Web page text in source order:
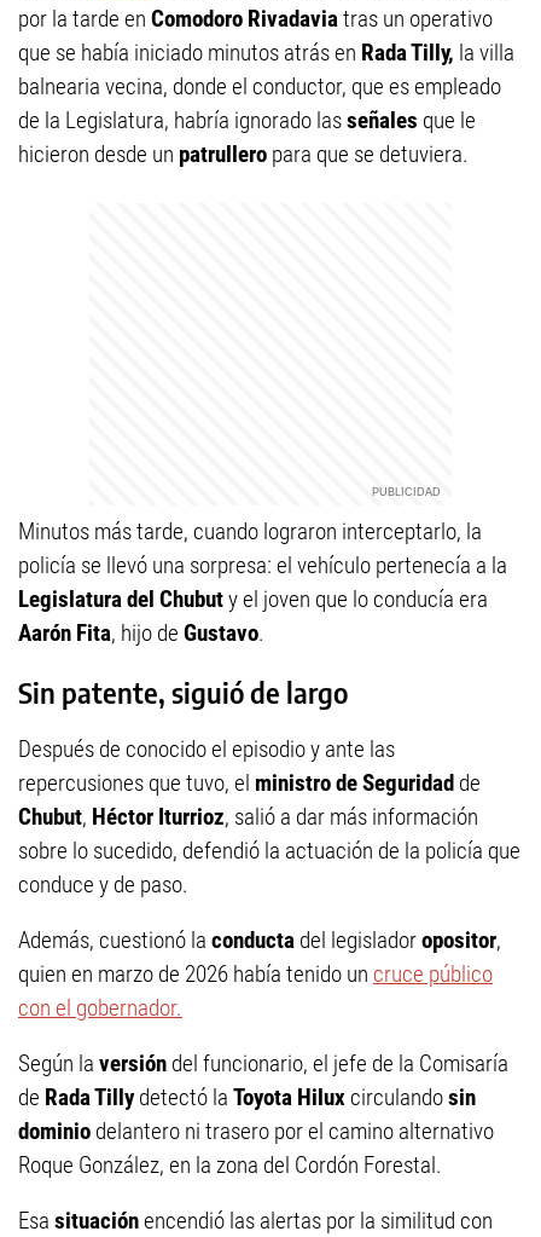
por la tarde en Comodoro Rivadaviatras un operativo
que se había iniciado minutos atrás en Rada Tilly, la villa
balnearia vecina, donde el conductor, que es empleado
de la Legislatura, habría ignorado lasseñales que le
hicieron desde un patrullero para que se detuviera.
Minutos más tarde, cuando lograron interceptarlo, la
policía se llevó una sorpresa: el vehículo pertenecía a la
Legislatura del Chubuty el joven que lo conducía era
Aarón Fita, hijo de Gustavo.
Sin patente, siguió de largo
Después de conocido el episodio y ante las
repercusiones que tuvo, el ministro de Seguridad de
Chubut, Héctor Iturrioz, salió a dar más información
sobre lo sucedido, defendió la actuación de la policía que
conduce y de paso.
Además, cuestionó la conducta del legisladoropositor,
quien en marzo de 2026 había tenido un cruce público
con el gobernador.
Según la versión del funcionario, el jefe de la Comisaría
de Rada Tillydetectó la Toyota Hilux circulandosin
dominio delantero ni trasero por el camino alternativo
Roque González, en la zona del Cordón Forestal.
Esa situaciónencendió las alertas por la similitud con